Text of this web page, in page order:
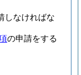
しなければな
の申請をする